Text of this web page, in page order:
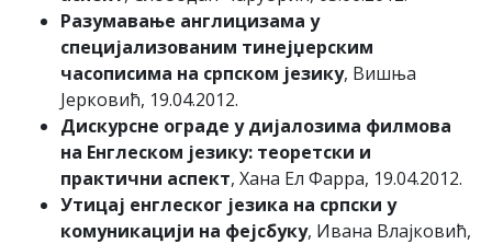
Разумавање англицизама у
специјализованим тинејџерским
часописима на српском језику, Вишња
Јерковић, 19.04.2012.
Дискурсне ограде у дијалозима филмова
на Енглеском језику: теоретски и
практични аспект, Хана Ел Фарра, 19.04.2012.
Утицај енглеског језика на српски у
комуникацији на фејсбуку, Ивана Влајковић,